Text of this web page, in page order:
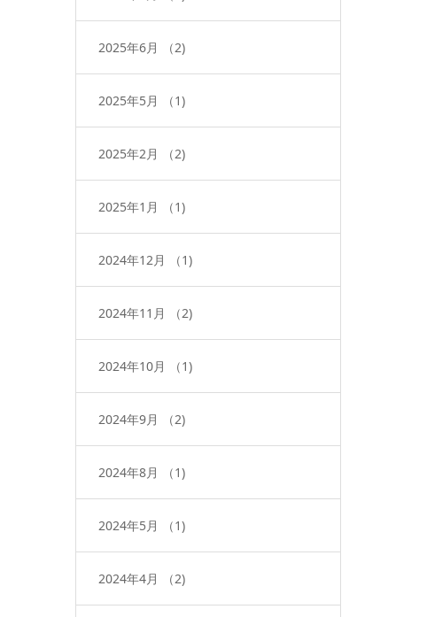
2025年6月 （2)
2025年5月 （1)
2025年2月 （2)
2025年1月 （1)
2024年12月 （1)
2024年11月 （2)
2024年10月 （1)
2024年9月 （2)
2024年8月 （1)
2024年5月 （1)
2024年4月 （2)